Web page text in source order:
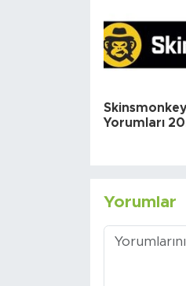
Yorumları
Yorumlar